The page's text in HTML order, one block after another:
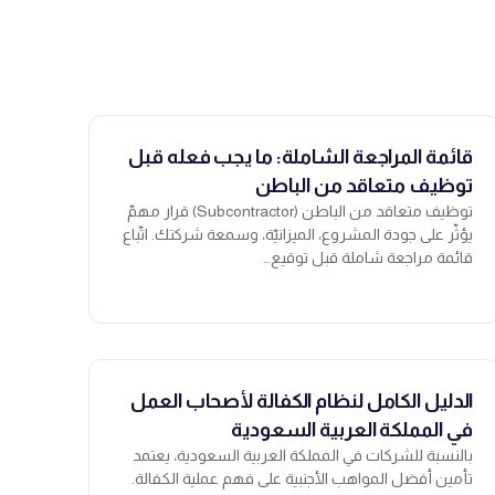
قائمة المراجعة الشاملة: ما يجب فعله قبل
توظيف متعاقد من الباطن
توظيف متعاقد من الباطن (Subcontractor) قرار مهمّ
يؤثّر على جودة المشروع، الميزانيّة، وسمعة شركتك. اتّباع
قائمة مراجعة شاملة قبل توقيع…
الدليل الكامل لنظام الكفالة لأصحاب العمل
في المملكة العربية السعودية
بالنسبة للشركات في المملكة العربية السعودية، يعتمد
تأمين أفضل المواهب الأجنبية على فهم عملية الكفالة.